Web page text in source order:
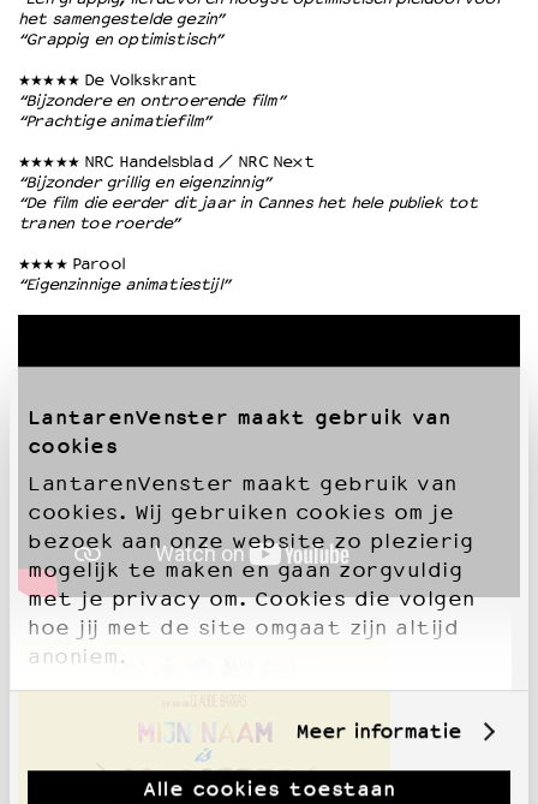
LantarenVenster maakt gebruik van
cookies
LantarenVenster maakt gebruik van
cookies. Wij gebruiken cookies om je
bezoek aan onze website zo plezierig
mogelijk te maken en gaan zorgvuldig
met je privacy om. Cookies die volgen
hoe jij met de site omgaat zijn altijd
anoniem.
Meer informatie
Alle cookies toestaan
Culturele boycot Israël
Ruimte voor artistieke vrijheid – VNPF
het samengestelde gezin”
“Grappig en optimistisch”
★★★★★ De Volkskrant
“Bijzondere en ontroerende film”
“Prachtige animatiefilm”
★★★★★ NRC Handelsblad / NRC Next
“Bijzonder grillig en eigenzinnig”
“De film die eerder dit jaar in Cannes het hele publiek tot
tranen toe roerde”
★★★★ Parool
“Eigenzinnige animatiestijl”